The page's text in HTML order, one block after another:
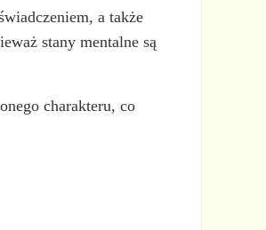
a także
stany mentalne są
charakteru, co